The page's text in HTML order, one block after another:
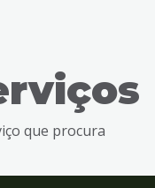
que procura